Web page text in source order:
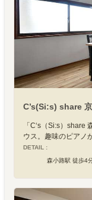
C’s(Si:s) share
「C‘s（Si:s）share
ウス。趣味のピアノ
DETAIL :
森小路駅 徒歩4